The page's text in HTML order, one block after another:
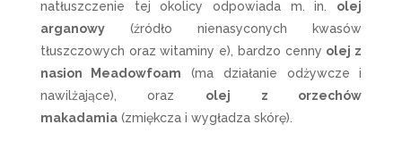
natłuszczenie tej okolicy odpowiada m. in.
olej
arganowy
(źródło nienasyconych kwasów
tłuszczowych oraz witaminy e), bardzo cenny olej z
nasion Meadowfoam
(ma działanie odżywcze i
nawilżające), oraz
olej z orzechów
makadamia (zmiękcza i wygładza skórę).